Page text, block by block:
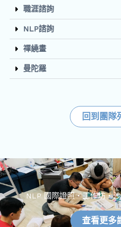
職涯諮詢
NLP諮詢
禪繞畫
曼陀羅
回到團隊
NLP 國際證照・工作坊・
查看更多